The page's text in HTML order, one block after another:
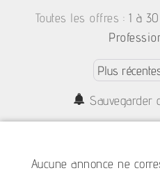
Toutes les offres : 1 à
Sauvegarder
Aucune annonce ne